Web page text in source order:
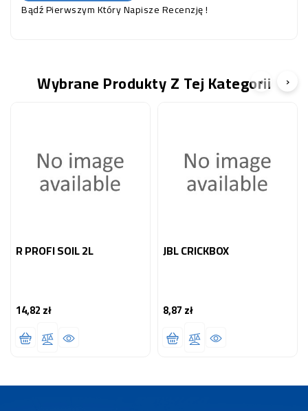
Bądź Pierwszym Który Napisze Recenzję !
Wybrane Produkty Z Tej Kategorii
R PROFI SOIL 2L
14,82 złCena
JBL CRICKBOX
8,87 złCena
‹ ›